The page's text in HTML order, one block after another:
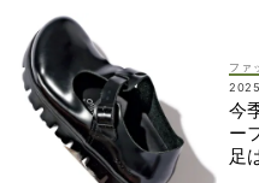
#バッグ
ファ
今
ー
足